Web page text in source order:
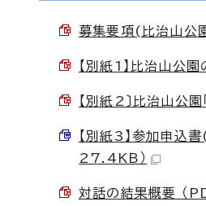
募集要項(比治山公
【別紙1】比治山公
【別紙2〕比治山公
【別紙3】参加申込
27.4KB）
対話の結果概要 （